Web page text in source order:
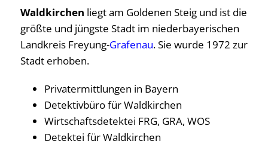
Waldkirchen liegt am Goldenen Steig und ist die
größte und jüngste Stadt im niederbayerischen
Landkreis Freyung-Grafenau. Sie wurde 1972 zur
Stadt erhoben.
Privatermittlungen in Bayern
Detektivbüro für Waldkirchen
Wirtschaftsdetektei FRG, GRA, WOS
Detektei für Waldkirchen